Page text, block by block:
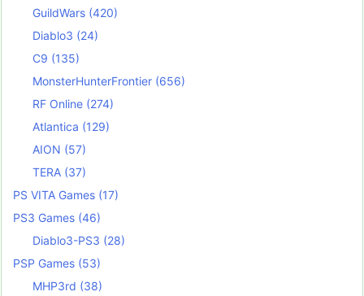
GuildWars (420)
Diablo3 (24)
C9 (135)
MonsterHunterFrontier (656)
RF Online (274)
Atlantica (129)
AION (57)
TERA (37)
PS VITA Games (17)
PS3 Games (46)
Diablo3-PS3 (28)
PSP Games (53)
MHP3rd (38)